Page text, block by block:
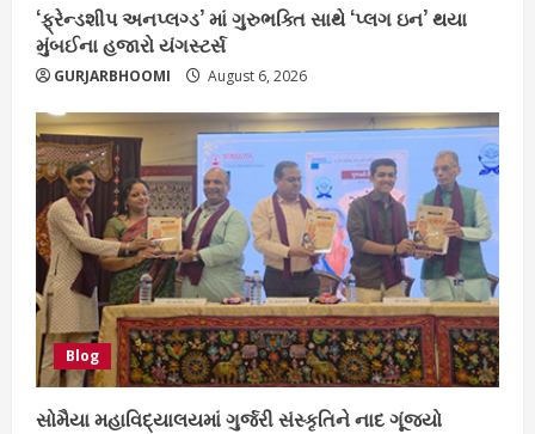
‘ફ્રેન્ડશીપ અનપ્લગ્ડ’ માં ગુરુભક્તિ સાથે ‘પ્લગ ઇન’ થયા
મુંબઈના હજારો યંગસ્ટર્સ
GURJARBHOOMI August 6, 2026
Blog
સોમૈયા મહાવિદ્યાલયમાં ગુર્જરી સંસ્કૃતિને નાદ ગૂંજ્યો